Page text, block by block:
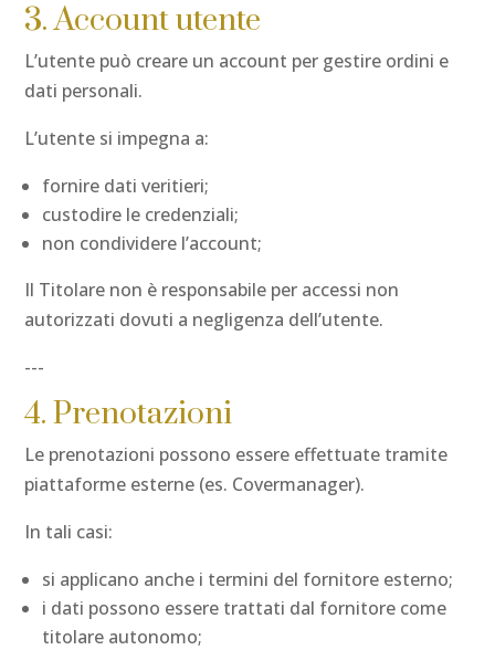
3. Account utente
L’utente può creare un account per gestire ordini e
dati personali.
L’utente si impegna a:
fornire dati veritieri;
custodire le credenziali;
non condividere l’account;
Il Titolare non è responsabile per accessi non
autorizzati dovuti a negligenza dell’utente.
---
4. Prenotazioni
Le prenotazioni possono essere effettuate tramite
piattaforme esterne (es. Covermanager).
In tali casi:
si applicano anche i termini del fornitore esterno;
i dati possono essere trattati dal fornitore come
titolare autonomo;